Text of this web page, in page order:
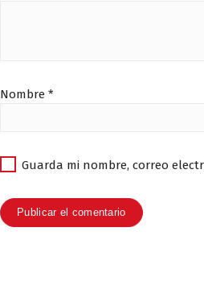
Nombre *
Guarda mi nombre, correo